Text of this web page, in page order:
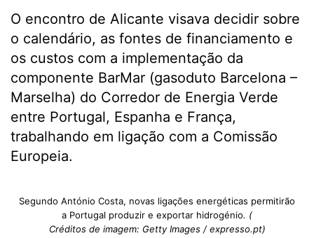
O encontro de Alicante visava decidir sobre
o calendário, as fontes de financiamento e
os custos com a implementação da
componente BarMar (gasoduto Barcelona –
Marselha) do Corredor de Energia Verde
entre Portugal, Espanha e França,
trabalhando em ligação com a Comissão
Europeia.
Segundo António Costa, novas ligações energéticas permitirão
a Portugal produzir e exportar hidrogénio. (
Créditos de imagem: Getty Images / expresso.pt)